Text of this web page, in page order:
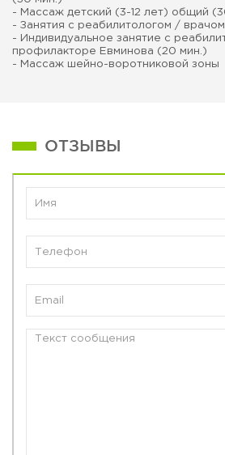
- Массаж детский (3-12 лет) общий
- Занятия с реабилитологом /
- Индивидуальное занятие с
профилакторе Евминова (20 мин.)
- Массаж шейно-воротниковой зоны
ОТЗЫВЫ